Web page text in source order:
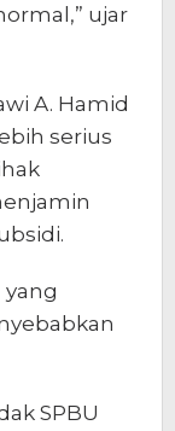
ujar
A. Hamid
serius
yang
SPBU